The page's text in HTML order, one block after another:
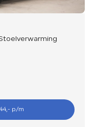
p/m